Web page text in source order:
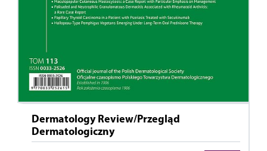
Dermatology Review/Przegląd
Dermatologiczny